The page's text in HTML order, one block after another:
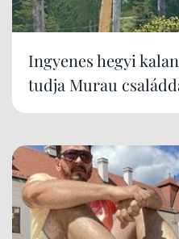
Ingyenes hegyi
tudja Murau